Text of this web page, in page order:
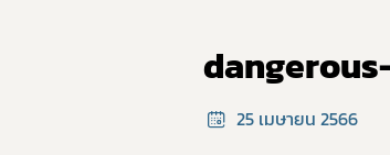
25 เมษายน 2566